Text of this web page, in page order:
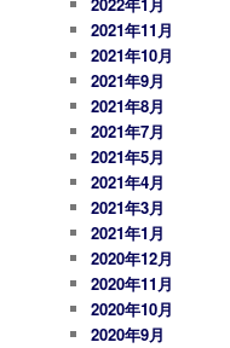
2022年1月
2021年11月
2021年10月
2021年9月
2021年8月
2021年7月
2021年5月
2021年4月
2021年3月
2021年1月
2020年12月
2020年11月
2020年10月
2020年9月